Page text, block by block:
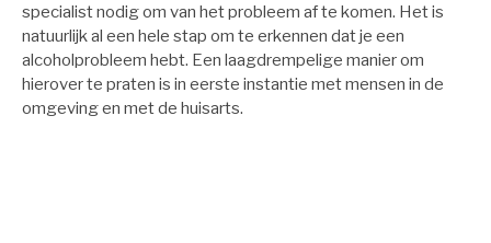
specialist nodig om van het probleem af te komen. Het is
natuurlijk al een hele stap om te erkennen dat je een
alcoholprobleem hebt. Een laagdrempelige manier om
hierover te praten is in eerste instantie met mensen in de
omgeving en met de huisarts.